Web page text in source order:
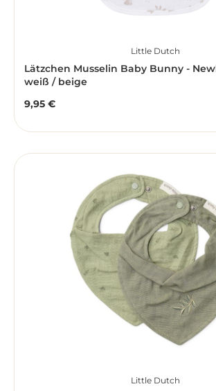
Little Dutch
Lätzchen Musselin Baby Bunny -
weiß / beige
Regulärer Preis:
9,95 €
Little Dutch